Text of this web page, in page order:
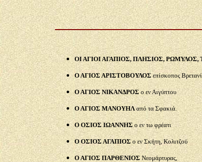
ΟΙ ΑΓΙΟΙ ΑΓΑΠΙΟΣ, ΠΛΗΣΙΟΣ, ΡΩΜΥΛΟΣ,
Ο ΑΓΙΟΣ ΑΡΙΣΤΟΒΟΥΛΟΣεπίσκοπος
Ο ΑΓΙΟΣ ΝΙΚΑΝΔΡΟΣο εν Αιγύπτου
Ο ΑΓΙΟΣ ΜΑΝΟΥΗΛαπό τα Σφακιά.
Ο ΟΣΙΟΣ ΙΩΑΝΝΗΣο εν τω φρέατι
Ο ΟΣΙΟΣ ΑΓΑΠΙΟΣο εν Σκήτη, Κολιτζοϋ
Ο ΑΓΙΟΣ ΠΑΡΘΕΝΙΟΣΝεομάρτυρας,